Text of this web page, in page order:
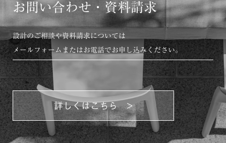
お問い合わせ・資料請求
設計のご相談や資料請求については
メールフォームまたはお電話でお申し込みください。
詳しくはこちら >